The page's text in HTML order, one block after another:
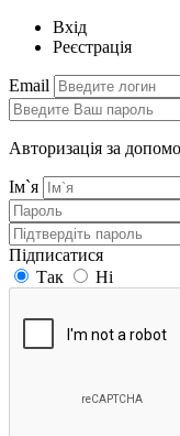
Вхід
Реєстрація
Email
Авторизація за
Ім`я
Підписатися
Так
Ні